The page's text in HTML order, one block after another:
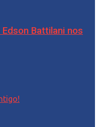
Battilani nos